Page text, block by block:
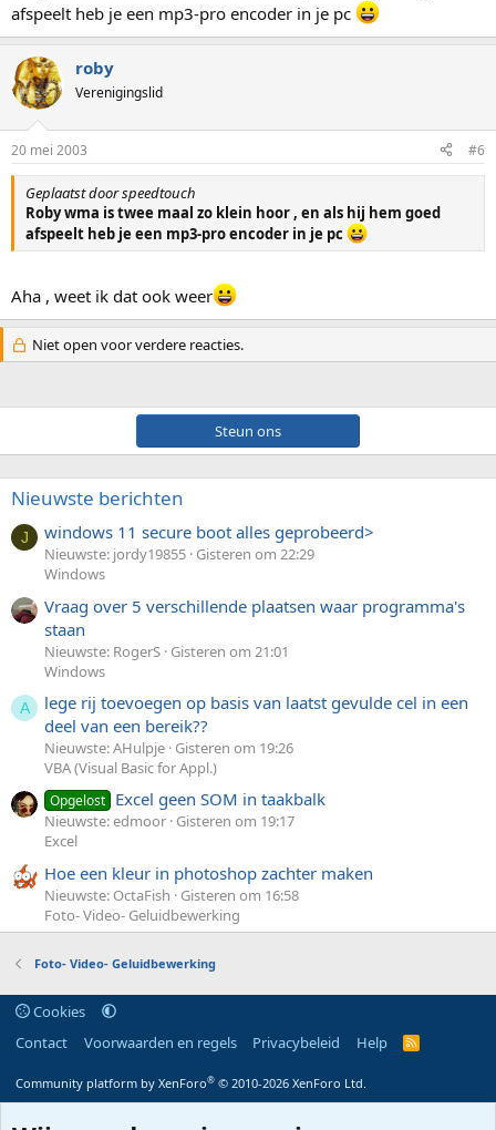
afspeelt heb je een mp3-pro encoder in je pc
roby
Verenigingslid
20 mei 2003 #6
Geplaatst door speedtouch
Roby wma is twee maal zo klein hoor , en als hij hem goed
afspeelt heb je een mp3-pro encoder in je pc
Aha , weet ik dat ook weer
Niet open voor verdere reacties.
Steun ons
Nieuwste berichten
J windows 11 secure boot alles geprobeerd>
Nieuwste: jordy19855 Gisteren om 22:29
Windows
Vraag over 5 verschillende plaatsen waar programma's
staan
Nieuwste: RogerS Gisteren om 21:01
Windows
A
lege rij toevoegen op basis van laatst gevulde cel in een
deel van een bereik??
Nieuwste: AHulpje Gisteren om 19:26
VBA (Visual Basic for Appl.)
Opgelost Excel geen SOM in taakbalk
Nieuwste: edmoor Gisteren om 19:17
Excel
Hoe een kleur in photoshop zachter maken
Nieuwste: OctaFish
Gisteren om 16:58
Foto- Video- Geluidbewerking
Foto- Video- Geluidbewerking
Cookies
Contact
Voorwaarden en regels Privacybeleid Help
R
S
Community platform by XenForo® © 2010-2026 XenForo Ltd.